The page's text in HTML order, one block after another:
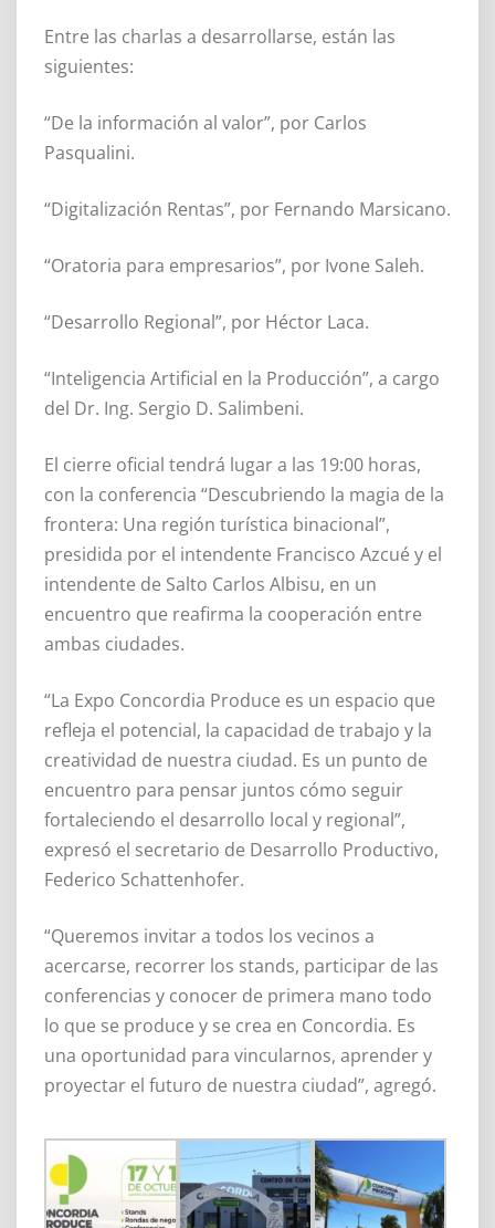
Entre las charlas a desarrollarse, están las
siguientes:
“De la información al valor”, por Carlos
Pasqualini.
“Digitalización Rentas”, por Fernando Marsicano.
“Oratoria para empresarios”, por Ivone Saleh.
“Desarrollo Regional”, por Héctor Laca.
“Inteligencia Artificial en la Producción”, a cargo
del Dr. Ing. Sergio D. Salimbeni.
El cierre oficial tendrá lugar a las 19:00 horas,
con la conferencia “Descubriendo la magia de la
frontera: Una región turística binacional”,
presidida por el intendente Francisco Azcué y el
intendente de Salto Carlos Albisu, en un
encuentro que reafirma la cooperación entre
ambas ciudades.
“La Expo Concordia Produce es un espacio que
refleja el potencial, la capacidad de trabajo y la
creatividad de nuestra ciudad. Es un punto de
encuentro para pensar juntos cómo seguir
fortaleciendo el desarrollo local y regional”,
expresó el secretario de Desarrollo Productivo,
Federico Schattenhofer.
“Queremos invitar a todos los vecinos a
acercarse, recorrer los stands, participar de las
conferencias y conocer de primera mano todo
lo que se produce y se crea en Concordia. Es
una oportunidad para vincularnos, aprender y
proyectar el futuro de nuestra ciudad”, agregó.